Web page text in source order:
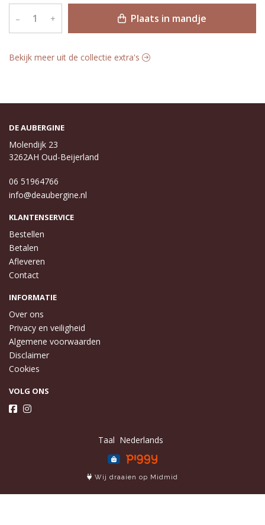
– + Plaats in mandje
Bekijk meer uit de collectie extra's
DE AUBERGINE
Molendijk 23
3262AH Oud-Beijerland
06 51964766
info@deaubergine.nl
KLANTENSERVICE
Bestellen
Betalen
Afleveren
Contact
INFORMATIE
Over ons
Privacy en veiligheid
Algemene voorwaarden
Disclaimer
Cookies
VOLG ONS
Taal
Wij draaien op Midmid